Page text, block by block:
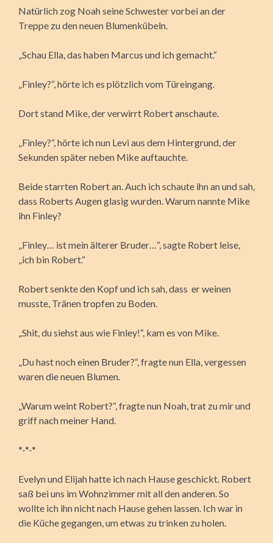
Natürlich zog Noah seine Schwester vorbei an der
Treppe zu den neuen Blumenkübeln.
„Schau Ella, das haben Marcus und ich gemacht.“
„Finley?“, hörte ich es plötzlich vom Türeingang.
Dort stand Mike, der verwirrt Robert anschaute.
„Finley?“, hörte ich nun Levi aus dem Hintergrund, der
Sekunden später neben Mike auftauchte.
Beide starrten Robert an. Auch ich schaute ihn an und sah,
dass Roberts Augen glasig wurden. Warum nannte Mike
ihn Finley?
„Finley… ist mein älterer Bruder…“, sagte Robert leise,
„ich bin Robert.“
Robert senkte den Kopf und ich sah, dass er weinen
musste, Tränen tropfen zu Boden.
„Shit, du siehst aus wie Finley!“, kam es von Mike.
„Du hast noch einen Bruder?“, fragte nun Ella, vergessen
waren die neuen Blumen.
„Warum weint Robert?“, fragte nun Noah, trat zu mir und
griff nach meiner Hand.
*-*-*
Evelyn und Elijah hatte ich nach Hause geschickt. Robert
saß bei uns im Wohnzimmer mit all den anderen. So
wollte ich ihn nicht nach Hause gehen lassen. Ich war in
die Küche gegangen, um etwas zu trinken zu holen.